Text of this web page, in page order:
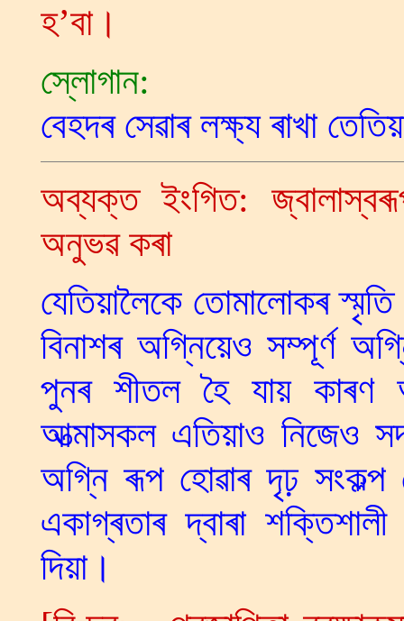
হ’বা।
স্লোগান:
বেহদৰ সেৱাৰ লক্ষ্য ৰাখা
অব্যক্ত ইংগিত:
অনুভৱ কৰা
যেতিয়ালৈকে তোমালোকৰ
বিনাশৰ অগ্নিয়েও সম্পূৰ্ণ
পুনৰ শীতল হৈ যায় কাৰণ
আত্মাসকল এতিয়াও নিজেও
অগ্নি ৰূপ হোৱাৰ দৃঢ়
একাগ্ৰতাৰ দ্বাৰা
দিয়া।